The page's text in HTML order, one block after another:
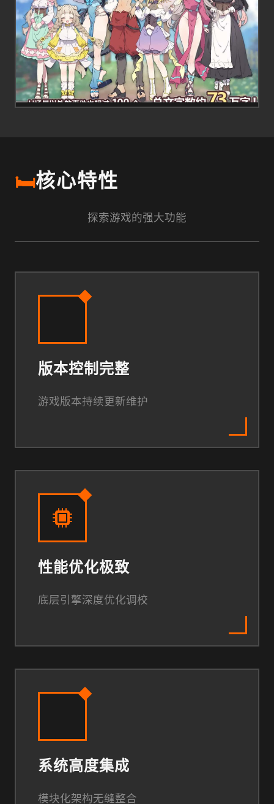
🛏️核心特性
探索游戏的强大功能
版本控制完整
游戏版本持续更新维护
性能优化极致
底层引擎深度优化调校
系统高度集成
模块化架构无缝整合